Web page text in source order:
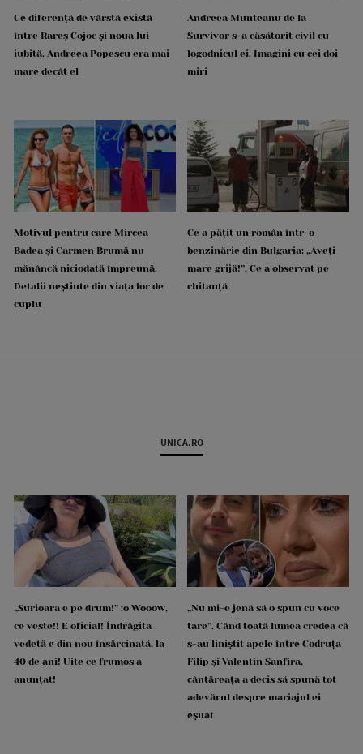
Ce diferență de vârstă există
între Rareș Cojoc și noua lui
iubită. Andreea Popescu era mai
mare decât el
Andreea Munteanu de la
Survivor s-a căsătorit civil cu
logodnicul ei. Imagini cu cei doi
miri
Motivul pentru care Mircea
Badea și Carmen Brumă nu
mănâncă niciodată împreună.
Detalii neștiute din viața lor de
cuplu
Ce a pățit un român într-o
benzinărie din Bulgaria: „Aveți
mare grijă!”. Ce a observat pe
chitanță
UNICA.RO
„Surioara e pe drum!” :o Wooow,
ce veste!! E oficial! Îndrăgita
vedetă e din nou însărcinată, la
40 de ani! Uite ce frumos a
anunțat!
„Nu mi-e jenă să o spun cu voce
tare”. Când toată lumea credea că
s-au liniștit apele între Codruța
Filip și Valentin Sanfira,
cântăreața a decis să spună tot
adevărul despre mariajul ei
eșuat